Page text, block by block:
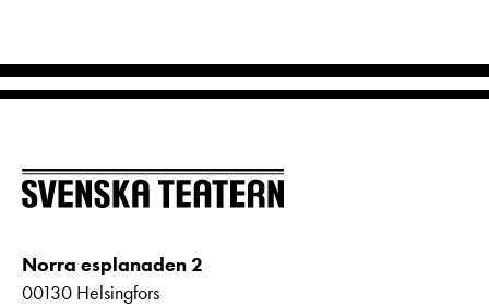
Norra esplanaden 2
00130 Helsingfors